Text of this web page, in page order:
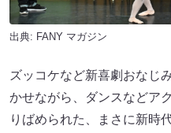
出典: FANY マガジン
ズッコケなど新喜劇おなじ
かせながら、ダンスなどア
りばめられた、まさに新時